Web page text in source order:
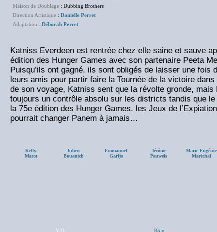
Maison de Doublage : Dubbing Brothers
Direction Artistique : Danielle Perret
Adaptation : Déborah Perret
Katniss Everdeen est rentrée chez elle saine et sauve
édition des Hunger Games avec son partenaire Peeta
Puisqu’ils ont gagné, ils sont obligés de laisser une fois
leurs amis pour partir faire la Tournée de la victoire
de son voyage, Katniss sent que la révolte gronde, mais
toujours un contrôle absolu sur les districts tandis que
la 75e édition des Hunger Games, les Jeux de
pourrait changer Panem à jamais…
Kelly
Marot
Julien
Bouanich
Emmanuel
Garijo
Jérôme
Pauwels
Marie-Eugénie
Maréchal
V.O Rôle